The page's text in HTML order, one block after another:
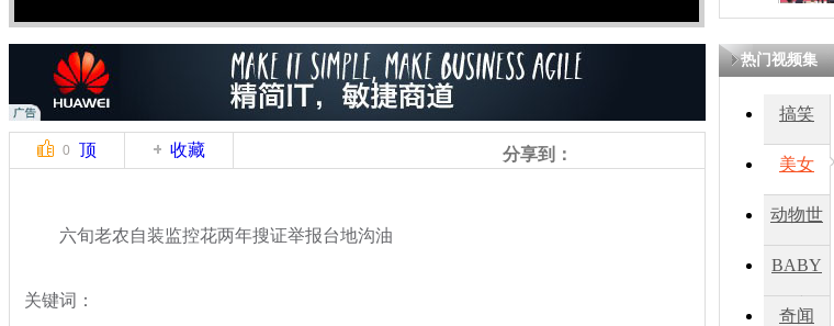
0 顶 收藏 分享到：
六旬老农自装监控花两年搜证举报台地沟油
关键词：
热门视频集
搞笑
美女
动物世
BABY
秀
奇闻